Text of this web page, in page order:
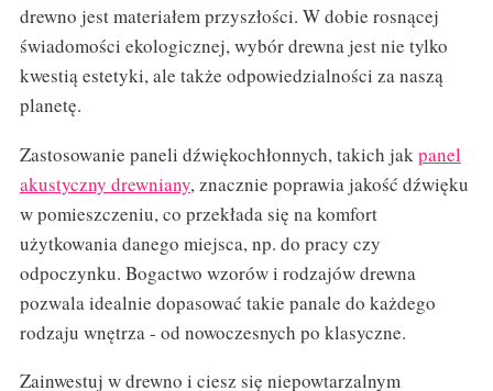
drewno jest materiałem przyszłości. W dobie rosnącej
świadomości ekologicznej, wybór drewna jest nie tylko
kwestią estetyki, ale także odpowiedzialności za naszą
planetę.
Zastosowanie paneli dźwiękochłonnych, takich jak panel
akustyczny drewniany, znacznie poprawia jakość dźwięku
w pomieszczeniu, co przekłada się na komfort
użytkowania danego miejsca, np. do pracy czy
odpoczynku. Bogactwo wzorów i rodzajów drewna
pozwala idealnie dopasować takie panale do każdego
rodzaju wnętrza - od nowoczesnych po klasyczne.
Zainwestuj w drewno i ciesz się niepowtarzalnym